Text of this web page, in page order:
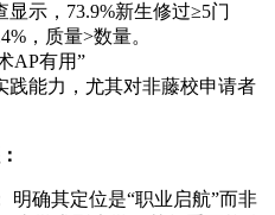
示，73.9%新生修过≥5门
，质量>数量。
AP有用”
践能力，尤其对非藤校申请者
明确其定位是“职业启航”而非